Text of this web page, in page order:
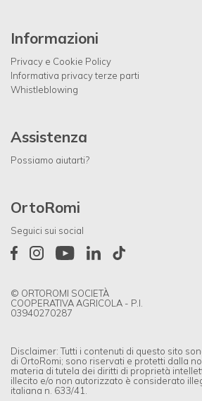
Informazioni
Privacy e Cookie Policy
Informativa privacy terze parti
Whistleblowing
Assistenza
Possiamo aiutarti?
OrtoRomi
Seguici sui social
© ORTOROMI SOCIETÀ
COOPERATIVA AGRICOLA - P.I.
03940270287
Disclaimer: Tutti i contenuti di questo sito
di OrtoRomi; sono riservati e protetti dalla
materia di tutela dei diritti di proprietà
illecito e/o non autorizzato è considerato
italiana n. 633/41.